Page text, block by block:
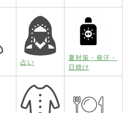
占い
夏対策・発汗・
日焼け